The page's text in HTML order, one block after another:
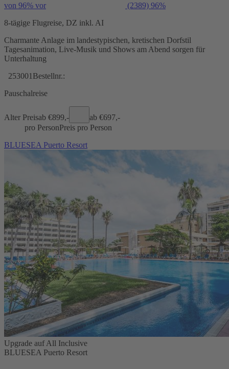
von 96% vor (2389) 96%
8-tägige Flugreise, DZ inkl. AI
Charmante Anlage im landestypischen, kretischen Dorfstil
Tagesanimation, Live-Musik und Shows am Abend sorgen für
Unterhaltung
253001 Bestellnr.:
Pauschalreise
Alter Preisab €899,- ab €697,-
pro PersonPreis pro Person
BLUESEA Puerto Resort
Upgrade auf All Inclusive
BLUESEA Puerto Resort